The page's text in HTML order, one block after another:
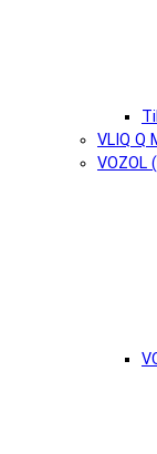
VLIQ Q
VOZOL